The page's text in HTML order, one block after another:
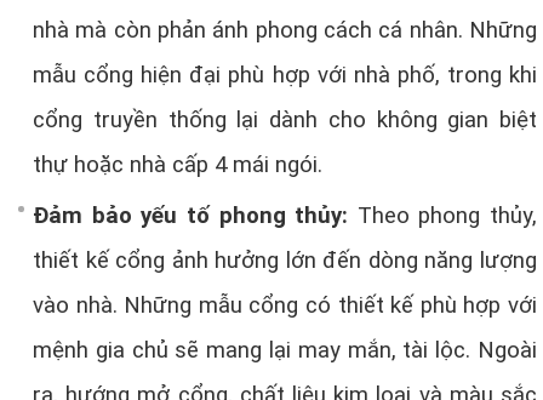
nhà mà còn phản ánh phong cách cá nhân. Những
mẫu cổng hiện đại phù hợp với nhà phố, trong khi
cổng truyền thống lại dành cho không gian biệt
thự hoặc nhà cấp 4 mái ngói.
Đảm bảo yếu tố phong thủy: Theo phong thủy,
thiết kế cổng ảnh hưởng lớn đến dòng năng lượng
vào nhà. Những mẫu cổng có thiết kế phù hợp với
mệnh gia chủ sẽ mang lại may mắn, tài lộc. Ngoài